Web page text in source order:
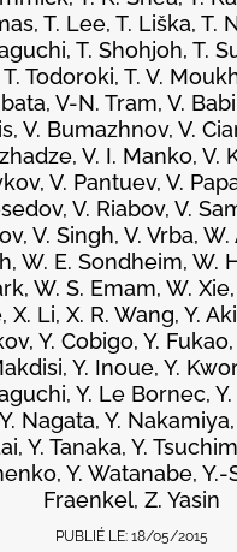
T. Lee, T. Liška, T.
T. Shohjoh, T.
Todoroki, T. V.
V-N. Tram, V.
V. Bumazhnov, V.
V. I. Manko, V.
V. Pantuev, V.
V. Riabov, V.
V. Singh, V. Vrba, W.
W. E. Sondheim, W.
W. S. Emam, W. Xie,
X. Li, X. R. Wang, Y.
Y. Cobigo, Y. Fukao,
Y. Inoue, Y.
Y. Le Bornec, Y.
Nagata, Y. Nakamiya,
Y. Tanaka, Y.
Y. Watanabe, Y.-
Fraenkel, Z. Yasin
PUBLIÉ LE: 18/05/2015